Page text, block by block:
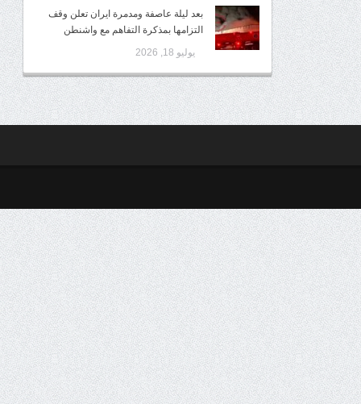
بعد ليلة عاصفة ومدمرة ايران تعلن وقف
التزامها بمذكرة التفاهم مع واشنطن
يوليو 18, 2026